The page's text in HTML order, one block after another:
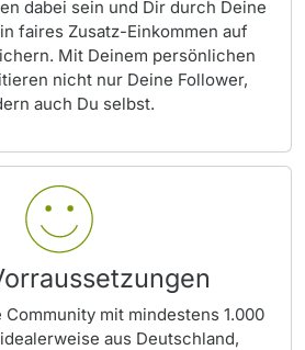
dabei sein und Dir durch Deine
faires Zusatz-Einkommen auf
Mit Deinem persönlichen
nicht nur Deine Follower,
auch Du selbst.
Community mit mindestens 1.000
aus Deutschland,